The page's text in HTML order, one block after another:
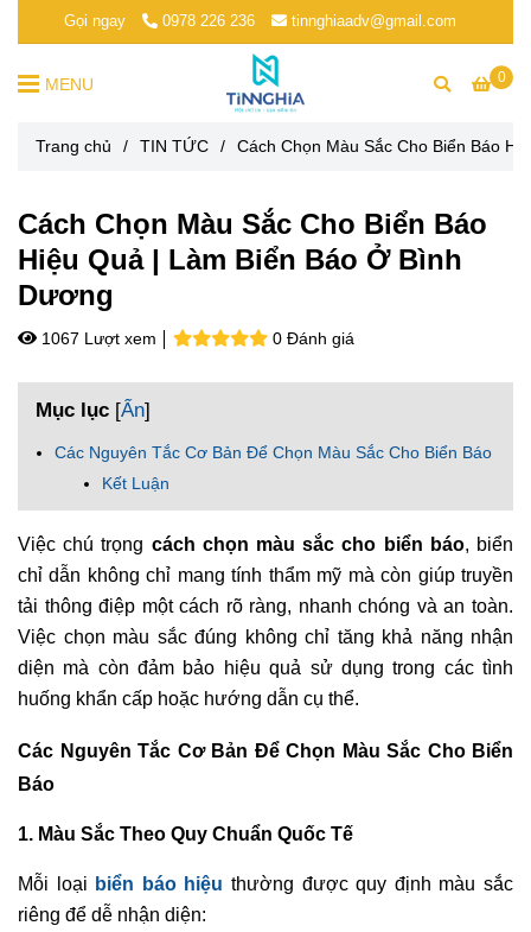
Gọi ngay 0978 226 236 tinnghiaadv@gmail.com
0
MENU
Trang chủ / TIN TỨC / Cách Chọn Màu Sắc Cho Biển Báo
Cách Chọn Màu Sắc Cho Biển Báo
Hiệu Quả | Làm Biển Báo Ở Bình
Dương
1067 Lượt xem 0 Đánh giá
Mục lục [Ẩn]
Các Nguyên Tắc Cơ Bản Để Chọn Màu Sắc Cho Biển Báo
Kết Luận
Việc chú trọng cách chọn màu sắc cho biển báo, biển
chỉ dẫn không chỉ mang tính thẩm mỹ mà còn giúp truyền
tải thông điệp một cách rõ ràng, nhanh chóng và an toàn.
Việc chọn màu sắc đúng không chỉ tăng khả năng nhận
diện mà còn đảm bảo hiệu quả sử dụng trong các tình
huống khẩn cấp hoặc hướng dẫn cụ thể.
Các Nguyên Tắc Cơ Bản Để Chọn Màu Sắc Cho Biển
Báo
1. Màu Sắc Theo Quy Chuẩn Quốc Tế
Mỗi loại biển báo hiệu thường được quy định màu sắc
riêng để dễ nhận diện: